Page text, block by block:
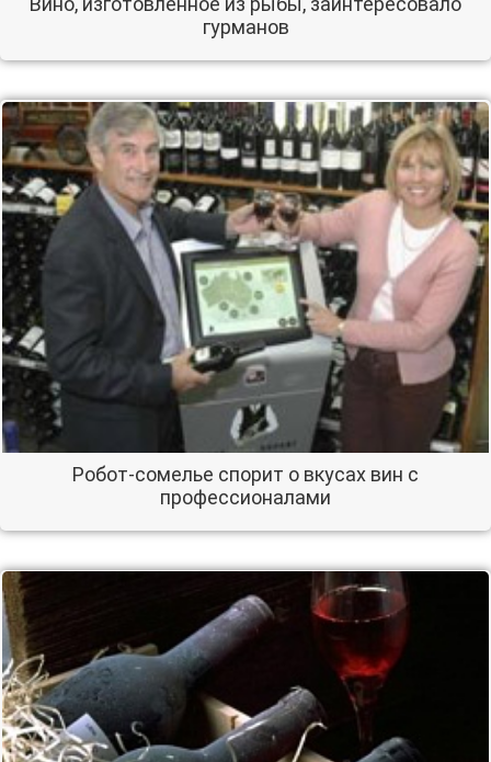
гурманов
Робот-сомелье спорит о вкусах вин с
профессионалами